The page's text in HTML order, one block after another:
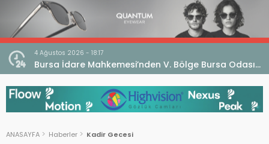
4 Ağustos 2026 - 18:17
Bursa İdare Mahkemesi’nden V. Bölge Bursa Odası
Genel Kurulu Hakkında İptal Kararı
ANASAYFA Haberler Kadir Gecesi